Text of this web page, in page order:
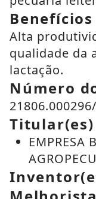
Benefícios
Alta
qualidade da
lactação.
Número
Titular(es)
EMPRESA